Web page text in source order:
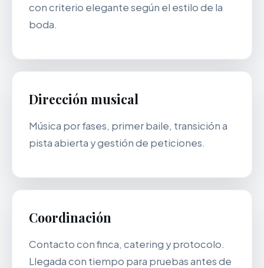
con criterio elegante según el estilo de la
boda.
Dirección musical
Música por fases, primer baile, transición a
pista abierta y gestión de peticiones.
Coordinación
Contacto con finca, catering y protocolo.
Llegada con tiempo para pruebas antes de